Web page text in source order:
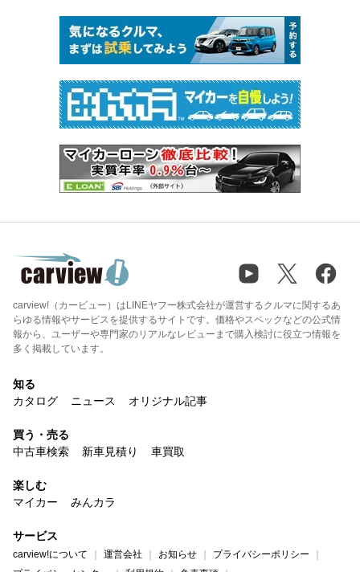
carview!（カービュー）はLINEヤフー株式会社が運営するクルマに関するあ
らゆる情報やサービスを提供するサイトです。価格やスペックなどの公式情
報から、ユーザーや専門家のリアルなレビューまで購入検討に役立つ情報を
多く掲載しています。
知る
カタログ
ニュース オリジナル記事
買う・売る
中古車検索
新車見積り 車買取
楽しむ
マイカー
みんカラ
サービス
carview!について 運営会社 お知らせ
プライバシーポリシー